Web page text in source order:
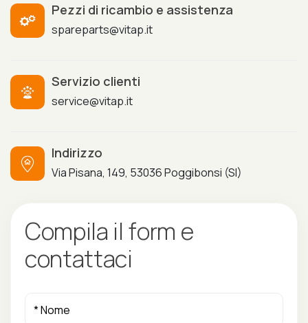
Pezzi di ricambio e assistenza
spareparts@vitap.it
Servizio clienti
service@vitap.it
Indirizzo
Via Pisana, 149, 53036 Poggibonsi (SI)
Compila il form e
contattaci